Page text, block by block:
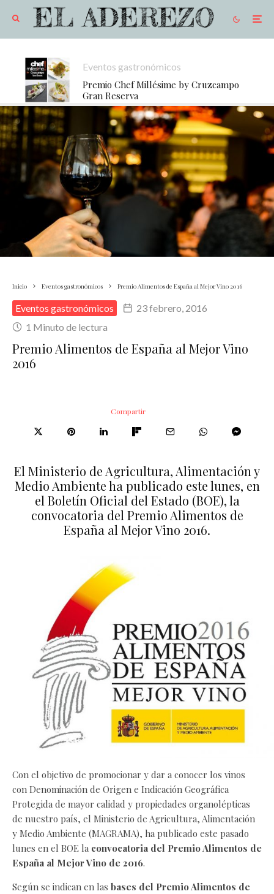
Eventos gastronómicos
Premio Chef Millésime by Cruzcampo
Gran Reserva
Inicio Eventos gastronómicos Premio Alimentos de España al Mejor Vino 2016
Eventos gastronómicos
23 febrero, 2016
1 Minuto de lectura
Premio Alimentos de España al Mejor Vino
2016
Compartir
El Ministerio de Agricultura, Alimentación y
Medio Ambiente ha publicado este lunes, en
el Boletín Oficial del Estado (BOE), la
convocatoria del Premio Alimentos de
España al Mejor Vino 2016.
Con el objetivo de promocionar y dar a conocer los vinos
con Denominación de Origen e Indicación Geográfica
Protegida de mayor calidad y propiedades organolépticas
de nuestro país, el Ministerio de Agricultura, Alimentación
y Medio Ambiente (MAGRAMA), ha publicado este pasado
lunes en el BOE la convocatoria del Premio Alimentos de
España al Mejor Vino de 2016.
Según se indican en las bases del Premio Alimentos de